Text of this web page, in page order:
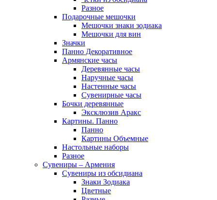
Разное
Подарочные мешочки
Мешочки знаки зодиака
Мешочки для вин
Значки
Панно Декоративное
Армянские часы
Деревянные часы
Наручные часы
Настенные часы
Сувенирные часы
Бочки деревянные
Эксклюзив Аракс
Картины. Панно
Панно
Картины Объемные
Настольные наборы
Разное
Сувениры – Армения
Сувениры из обсидиана
Знаки Зодиака
Цветные